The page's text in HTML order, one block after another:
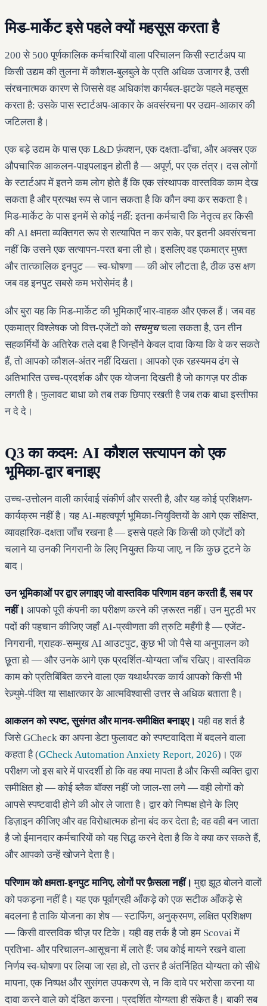
मिड-मार्केट इसे पहले क्यों महसूस करता है
200 से 500 पूर्णकालिक कर्मचारियों वाला परिचालन किसी स्टार्टअप या
किसी उद्यम की तुलना में कौशल-बुलबुले के प्रति अधिक उजागर है, उसी
संरचनात्मक कारण से जिससे वह अधिकांश कार्यबल-झटके पहले महसूस
करता है: उसके पास स्टार्टअप-आकार के अवसंरचना पर उद्यम-आकार की
जटिलता है।
एक बड़े उद्यम के पास एक L&D फ़ंक्शन, एक दक्षता-ढाँचा, और अक्सर एक
औपचारिक आकलन-पाइपलाइन होती है — अपूर्ण, पर एक तंत्र। दस लोगों
के स्टार्टअप में इतने कम लोग होते हैं कि एक संस्थापक वास्तविक काम देख
सकता है और प्रत्यक्ष रूप से जान सकता है कि कौन क्या कर सकता है।
मिड-मार्केट के पास इनमें से कोई नहीं: इतना कर्मचारी कि नेतृत्व हर किसी
की AI क्षमता व्यक्तिगत रूप से सत्यापित न कर सके, पर इतनी अवसंरचना
नहीं कि उसने एक सत्यापन-परत बना ली हो। इसलिए वह एकमात्र मुफ़्त
और तात्कालिक इनपुट — स्व-घोषणा — की ओर लौटता है, ठीक उस क्षण
जब वह इनपुट सबसे कम भरोसेमंद है।
और बुरा यह कि मिड-मार्केट की भूमिकाएँ भार-वाहक और एकल हैं। जब वह
एकमात्र विश्लेषक जो वित्त-एजेंटों को सचमुचचला सकता है, उन तीन
सहकर्मियों के अतिरेक तले दबा है जिन्होंने केवल दावा किया कि वे कर सकते
हैं, तो आपको कौशल-अंतर नहीं दिखता। आपको एक रहस्यमय ढंग से
अतिभारित उच्च-प्रदर्शक और एक योजना दिखती है जो कागज़ पर ठीक
लगती है। फुलावट बाधा को तब तक छिपाए रखती है जब तक बाधा इस्तीफा
न दे दे।
Q3 का कदम: AI कौशल सत्यापन को एक
भूमिका-द्वार बनाइए
उच्च-उत्तोलन वाली कार्रवाई संकीर्ण और सस्ती है, और यह कोई प्रशिक्षण-
कार्यक्रम नहीं है। यह AI-महत्वपूर्ण भूमिका-नियुक्तियों के आगे एक संक्षिप्त,
व्यावहारिक-दक्षता जाँच रखना है — इससे पहले कि किसी को एजेंटों को
चलाने या उनकी निगरानी के लिए नियुक्त किया जाए, न कि कुछ टूटने के
बाद।
उन भूमिकाओं पर द्वार लगाइए जो वास्तविक परिणाम वहन करती हैं, सब पर
नहीं। आपको पूरी कंपनी का परीक्षण करने की ज़रूरत नहीं। उन मुट्ठी भर
पदों की पहचान कीजिए जहाँ AI-प्रवीणता की त्रुटि महँगी है — एजेंट-
निगरानी, ग्राहक-सम्मुख AI आउटपुट, कुछ भी जो पैसे या अनुपालन को
छूता हो — और उनके आगे एक प्रदर्शित-योग्यता जाँच रखिए। वास्तविक
काम को प्रतिबिंबित करने वाला एक यथार्थपरक कार्य आपको किसी भी
रेज़्युमे-पंक्ति या साक्षात्कार के आत्मविश्वासी उत्तर से अधिक बताता है।
आकलन को स्पष्ट, सुसंगत और मानव-समीक्षित बनाइए। यही वह शर्त है
जिसे GCheck का अपना डेटा फुलावट को स्पष्टवादिता में बदलने वाला
कहता है (GCheck Automation Anxiety Report, 2026)। एक
परीक्षण जो इस बारे में पारदर्शी हो कि वह क्या मापता है और किसी व्यक्ति द्वारा
समीक्षित हो — कोई ब्लैक बॉक्स नहीं जो जाल-सा लगे — वही लोगों को
आपसे स्पष्टवादी होने की ओर ले जाता है। द्वार को निष्पक्ष होने के लिए
डिज़ाइन कीजिए और वह विरोधात्मक होना बंद कर देता है; वह वही बन जाता
है जो ईमानदार कर्मचारियों को यह सिद्ध करने देता है कि वे क्या कर सकते हैं,
और आपको उन्हें खोजने देता है।
परिणाम को क्षमता-इनपुट मानिए, लोगों पर फ़ैसला नहीं। मुद्दा झूठ बोलने वालों
को पकड़ना नहीं है। यह एक पूर्वाग्रही आँकड़े को एक सटीक आँकड़े से
बदलना है ताकि योजना का शेष — स्टाफिंग, अनुक्रमण, लक्षित प्रशिक्षण
— किसी वास्तविक चीज़ पर टिके। यही वह तर्क है जो हम Scovai में
प्रतिभा- और परिचालन-आसूचना में लाते हैं: जब कोई मायने रखने वाला
निर्णय स्व-घोषणा पर लिया जा रहा हो, तो उत्तर है अंतर्निहित योग्यता को सीधे
मापना, एक निष्पक्ष और सुसंगत उपकरण से, न कि दावे पर भरोसा करना या
दावा करने वाले को दंडित करना। प्रदर्शित योग्यता ही संकेत है। बाकी सब